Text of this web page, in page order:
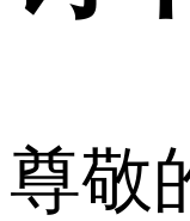
尊敬